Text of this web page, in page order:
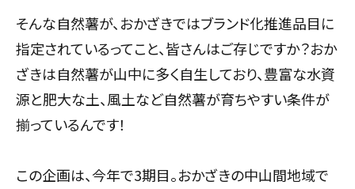
そんな自然薯が、おかざきではブランド化推進品目に
指定されているってこと、皆さんはご存じですか？おか
ざきは自然薯が山中に多く自生しており、豊富な水資
源と肥大な土、風土など自然薯が育ちやすい条件が
揃っているんです！
この企画は、今年で3期目。おかざきの中山間地域で